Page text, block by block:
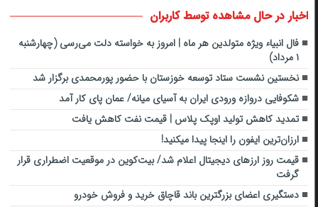
اخبار در حال مشاهده توسط کاربران
فال انبیاء ویژه متولدین هر ماه‌ | امروز به خواسته دلت می‌رسی (چهارشنبه
نخستین نشست ستاد توسعه خوزستان با حضور پورمحمدی برگزار شد
شکوفایی دروازه ورودی ایران به آسیای میانه/ عمان پای کار آمد
تمدید کاهش تولید اوپک پلاس | قیمت نفت کاهش یافت
ارزان‌ترین ایفون را اینجا پیدا میکنید!
قیمت روز ارز‌های دیجیتال اعلام شد/ بیت‌کوین در موقعیت اضطراری قرار
گرفت
دستگیری اعضای بزرگترین باند قاچاق خرید و فروش خودرو